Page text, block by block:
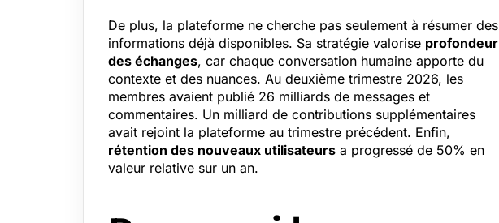
De plus, la plateforme ne cherche pas seulement à résumer des
informations déjà disponibles. Sa stratégie valorise profondeur
des échanges, car chaque conversation humaine apporte du
contexte et des nuances. Au deuxième trimestre 2026, les
membres avaient publié 26 milliards de messages et
commentaires. Un milliard de contributions supplémentaires
avait rejoint la plateforme au trimestre précédent. Enfin,
rétention des nouveaux utilisateurs a progressé de 50% en
valeur relative sur un an.